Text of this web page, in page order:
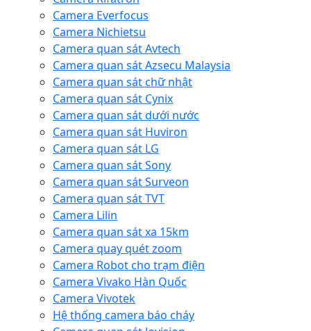
Camera Everfocus
Camera Nichietsu
Camera quan sát Avtech
Camera quan sát Azsecu Malaysia
Camera quan sát chữ nhật
Camera quan sát Cynix
Camera quan sát dưới nước
Camera quan sát Huviron
Camera quan sát LG
Camera quan sát Sony
Camera quan sát Surveon
Camera quan sát TVT
Camera Lilin
Camera quan sát xa 15km
Camera quay quét zoom
Camera Robot cho trạm điện
Camera Vivako Hàn Quốc
Camera Vivotek
Hệ thống camera báo cháy